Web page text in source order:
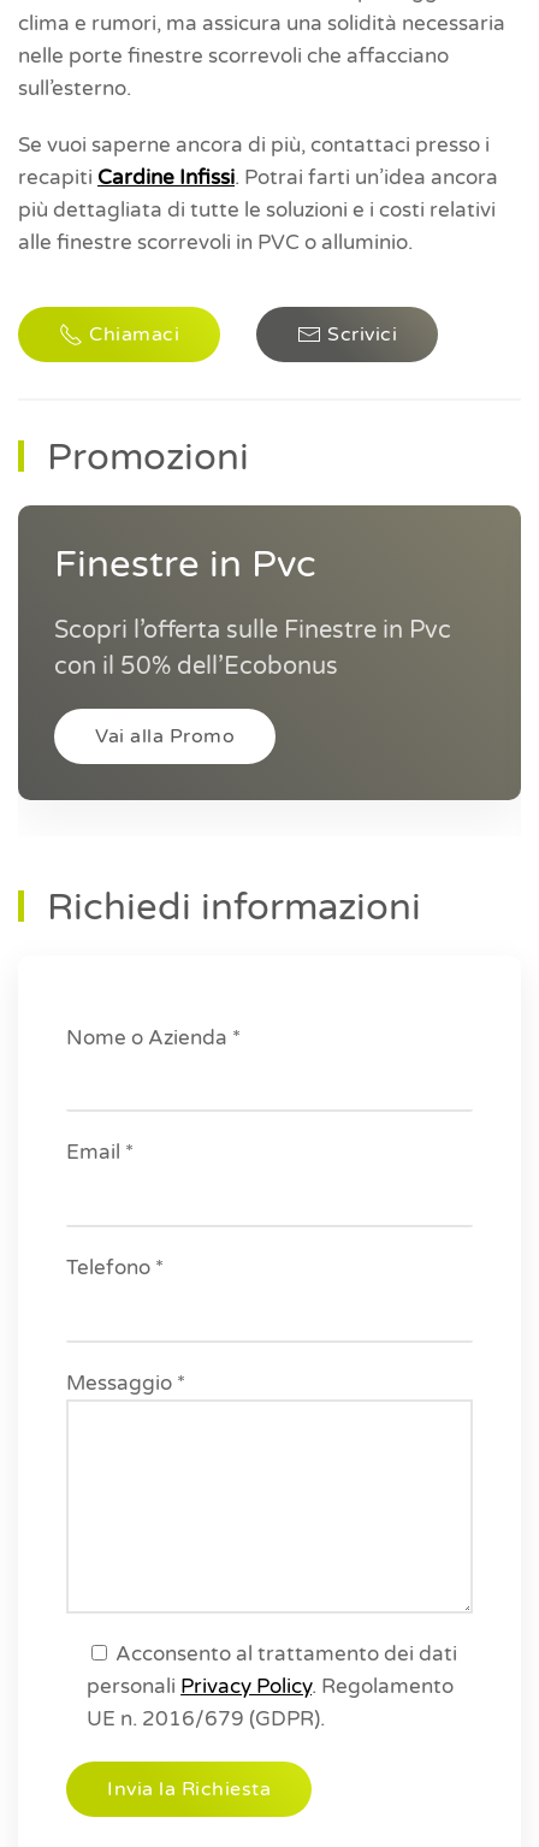
clima e rumori, ma assicura una solidità necessaria
nelle porte finestre scorrevoli che affacciano
sull’esterno.
Se vuoi saperne ancora di più, contattaci presso i
recapiti Cardine Infissi. Potrai farti un’idea ancora
più dettagliata di tutte le soluzioni e i costi relativi
alle finestre scorrevoli in PVC o alluminio.
Chiamaci Scrivici
Promozioni
Finestre in Pvc
Scopri l’offerta sulle Finestre in Pvc
con il 50% dell’Ecobonus
Vai alla Promo
Richiedi informazioni
Nome o Azienda *
Email *
Telefono *
Messaggio *
Acconsento al trattamento dei dati
personali Privacy Policy. Regolamento
UE n. 2016/679 (GDPR).